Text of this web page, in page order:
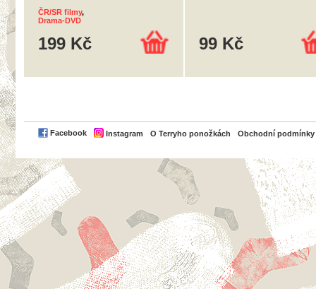
ČR/SR filmy,
Drama-DVD
199 Kč 99 Kč
Facebook Instagram O Terryho ponožkách Obchodní podmínky
PayPal